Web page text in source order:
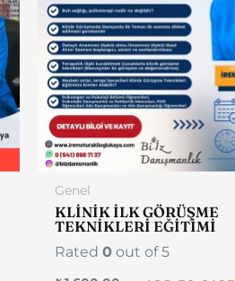
Genel
KLİNİK İLK GÖRÜŞME
TEKNİKLERİ EĞİTİMİ
Rated0 out of 5